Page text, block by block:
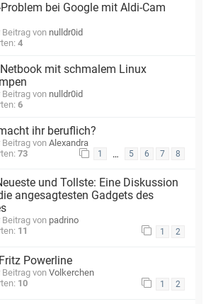
bei Google mit Aldi-Cam
Beitrag von nulldr0id
4
mit schmalem Linux
Beitrag von nulldr0id
6
ihr beruflich?
Beitrag von Alexandra
73 1 … 5 6 7 8
und Tollste: Eine Diskussion
angesagtesten Gadgets des
Beitrag von padrino
11 1 2
Powerline
Beitrag von Volkerchen
10 1 2